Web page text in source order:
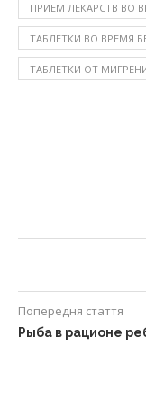
ПРИЕМ ЛЕКАРСТВ ВО
ТАБЛЕТКИ ВО ВРЕМЯ
ТАБЛЕТКИ ОТ
Попередня стаття
Рыба в рационе